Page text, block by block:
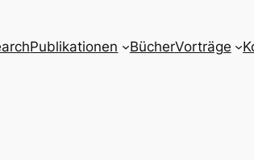
Publikationen BücherVorträge